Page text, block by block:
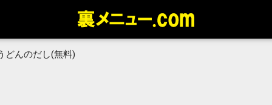
どんのだし(無料)